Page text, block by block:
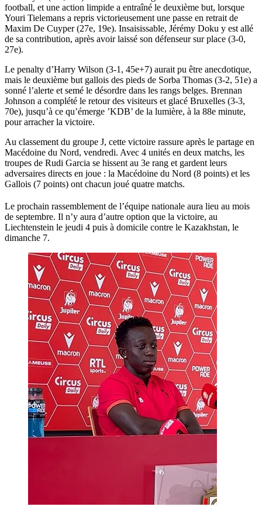
football, et une action limpide a entraîné le deuxième but, lorsque
Youri Tielemans a repris victorieusement une passe en retrait de
Maxim De Cuyper (27e, 19e). Insaisissable, Jérémy Doku y est allé
de sa contribution, après avoir laissé son défenseur sur place (3-0,
27e).
Le penalty d’Harry Wilson (3-1, 45e+7) aurait pu être anecdotique,
mais le deuxième but gallois des pieds de Sorba Thomas (3-2, 51e) a
sonné l’alerte et semé le désordre dans les rangs belges. Brennan
Johnson a complété le retour des visiteurs et glacé Bruxelles (3-3,
70e), jusqu’à ce qu’émerge ’KDB’ de la lumière, à la 88e minute,
pour arracher la victoire.
Au classement du groupe J, cette victoire rassure après le partage en
Macédoine du Nord, vendredi. Avec 4 unités en deux matchs, les
troupes de Rudi Garcia se hissent au 3e rang et gardent leurs
adversaires directs en joue : la Macédoine du Nord (8 points) et les
Gallois (7 points) ont chacun joué quatre matchs.
Le prochain rassemblement de l’équipe nationale aura lieu au mois
de septembre. Il n’y aura d’autre option que la victoire, au
Liechtenstein le jeudi 4 puis à domicile contre le Kazakhstan, le
dimanche 7.